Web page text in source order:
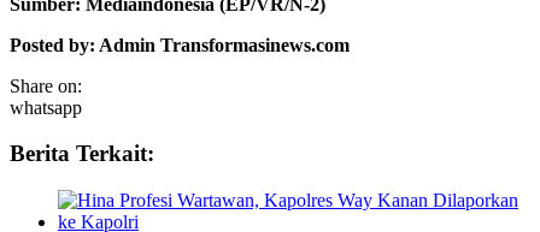
Posted by: Admin Transformasinews.com
Share on:
whatsapp
Berita Terkait: